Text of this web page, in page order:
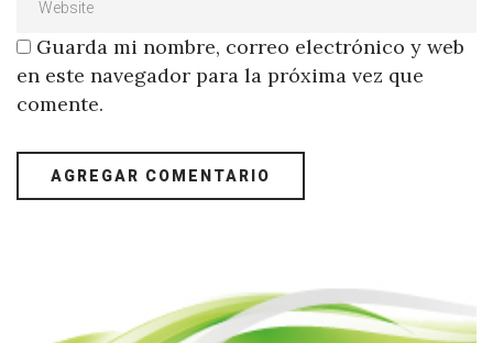
Guarda mi nombre, correo electrónico y web
en este navegador para la próxima vez que
comente.